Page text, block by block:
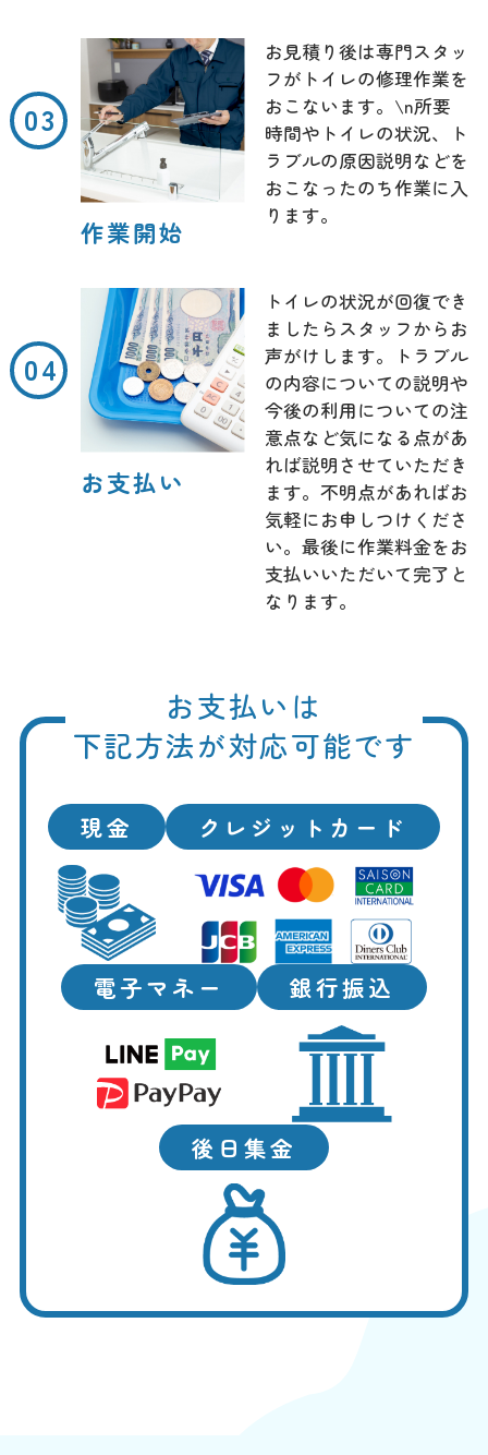
作業開始
お見積り後は専門スタッ
フがトイレの修理作業を
おこないます。\n所要
時間やトイレの状況、ト
ラブルの原因説明などを
おこなったのち作業に入
ります。
お支払い
トイレの状況が回復でき
ましたらスタッフからお
声がけします。トラブル
の内容についての説明や
今後の利用についての注
意点など気になる点があ
れば説明させていただき
ます。不明点があればお
気軽にお申しつけくださ
い。最後に作業料金をお
支払いいただいて完了と
なります。
お支払いは
下記方法が対応可能です
現金 クレジットカード
電子マネー 銀行振込
後日集金